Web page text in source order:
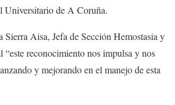
Universitario de A Coruña.
Sierra Aisa, Jefa de Sección Hemostasia y
reconocimiento nos impulsa y nos
y mejorando en el manejo de esta